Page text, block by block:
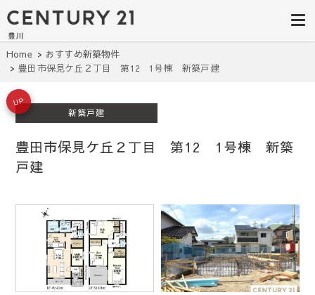
豊田市の中古
住宅・土地・
リノベ物件探
し｜センチュ
リー21豊川
建て・土地探しはセンチュリー21豊
川へ。豊田市内の最新物件情報を随
時更新中！駅近、建築条件無し、ペ
ット可、学区別など、お客様のこだ
わり条件に合わせて理想の物件を簡
Home
おすすめ新築物件
豊田市保見ケ丘２丁目 第12 1号棟 新築戸建
新築戸建
豊田市保見ケ丘２丁目 第12 1号棟 新築
戸建
UP